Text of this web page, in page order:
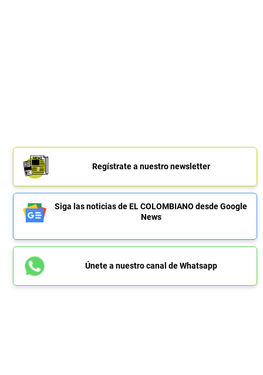
Regístrate a nuestro newsletter
Siga las noticias de EL COLOMBIANO desde Google
News
Únete a nuestro canal de Whatsapp